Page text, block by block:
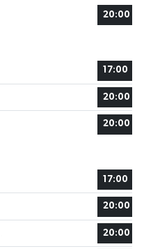
20:00
17:00
20:00
20:00
17:00
20:00
20:00